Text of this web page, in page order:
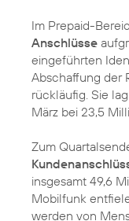
Im Prepaid-
Anschlüsse
eingeführten
Abschaffung der
rückläufig. Sie
März bei 23,5
Zum
insgesamt 49,6
Mobilfunk
werden von